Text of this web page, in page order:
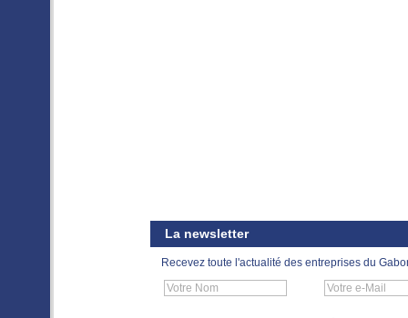
La newsletter
Recevez toute l'actualité des entreprises du